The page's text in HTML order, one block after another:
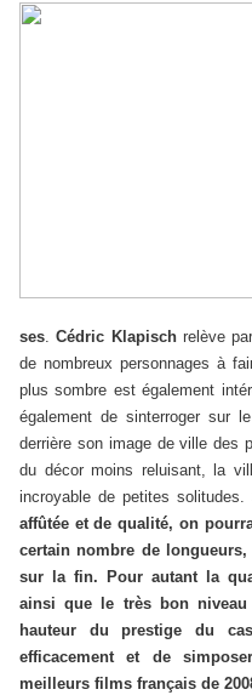
ses.Cédric Klapischrelève
de nombreux personnages à
plus sombre est également
également de sinterroger
derrière son image de ville des
du décor moins reluisant, la
incroyable de petites solitudes.
affûtée et de qualité, on
certain nombre de
sur la fin. Pour autant la
ainsi que le très bon niveau
hauteur du prestige du
efficacement et de
meilleurs films français de